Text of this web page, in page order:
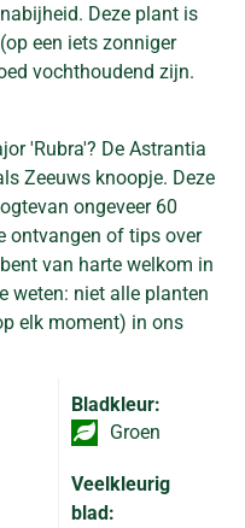
Deze plant is
een iets zonniger
vochthoudend zijn.
'Rubra'? De Astrantia
Zeeuws knoopje. Deze
ongeveer 60
ontvangen of tips over
van harte welkom in
weten: niet alle planten
elk moment) in ons
Bladkleur:
Groen
Veelkleurig
blad: